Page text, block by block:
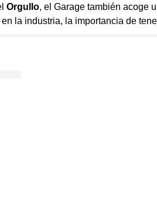
Orgullo, el Garage también acoge
la industria, la importancia de